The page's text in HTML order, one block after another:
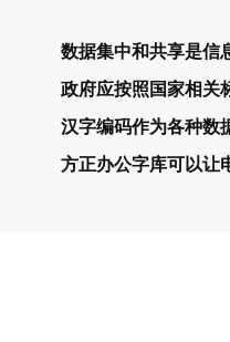
数据集中和共享是信
政府应按照国家相关
汉字编码作为各种数
方正办公字库可以让